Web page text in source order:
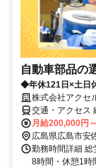
自動車部品の
◆年休121日×土日
株式会社アクセ
交通・アクセス
チームで顧客先
月給200,000円
広島県広島市安
勤務時間詳細
8時間・休憩1時